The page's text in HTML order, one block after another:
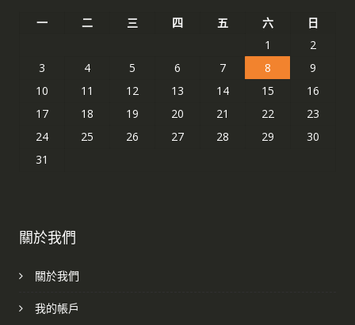
一 二 三 四 五 六
日
1
2
3
4 5 6 7 8
9
10
11 12 13 14 15
16
17
18 19 20 21 22
23
24
25 26 27 28 29
30
31
關於我們
關於我們
我的帳戶